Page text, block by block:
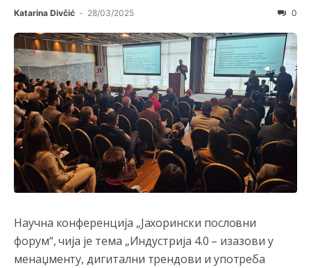
Katarina Divčić - 28/03/2025 0
Научна конференција „Јахорински пословни
форум“, чија је тема „Индустрија 4.0 – изазови у
менаџменту, дигитални трендови и употреба